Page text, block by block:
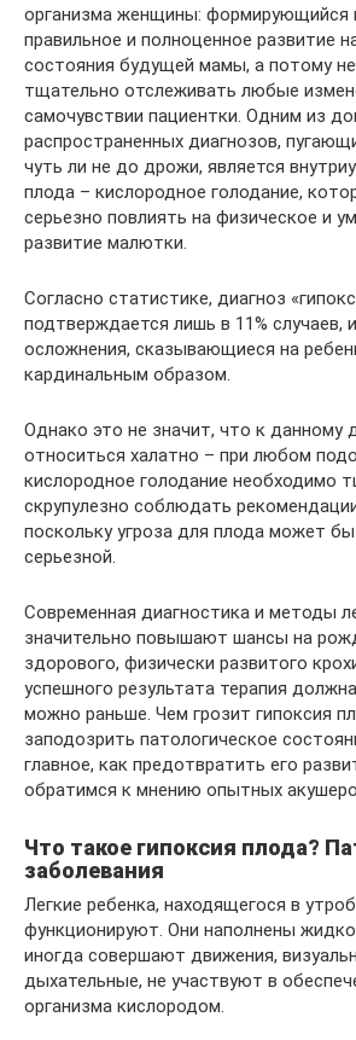
организма женщины: формирующийся
правильное и полноценное развитие
состояния будущей мамы, а потому
тщательно отслеживать любые
самочувствии пациентки. Одним из
распространенных диагнозов,
чуть ли не до дрожи, является
плода – кислородное голодание,
серьезно повлиять на физическое и
развитие малютки.
Согласно статистике, диагноз
подтверждается лишь в 11% случаев,
осложнения, сказывающиеся на
кардинальным образом.
Однако это не значит, что к данному
относиться халатно – при любом
кислородное голодание необходимо
скрупулезно соблюдать
поскольку угроза для плода может
серьезной.
Современная диагностика и методы
значительно повышают шансы на
здорового, физически развитого
успешного результата терапия
можно раньше. Чем грозит гипоксия
заподозрить патологическое
главное, как предотвратить его
обратимся к мнению опытных
Что такое гипоксия плода?
заболевания
Легкие ребенка, находящегося в
функционируют. Они наполнены
иногда совершают движения,
дыхательные, не участвуют в
организма кислородом.